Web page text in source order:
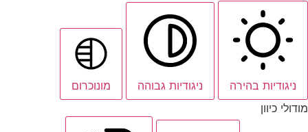
ניגודיות בהירה ניגודיות גבוהה
מונוכרום
מודולי כיוון